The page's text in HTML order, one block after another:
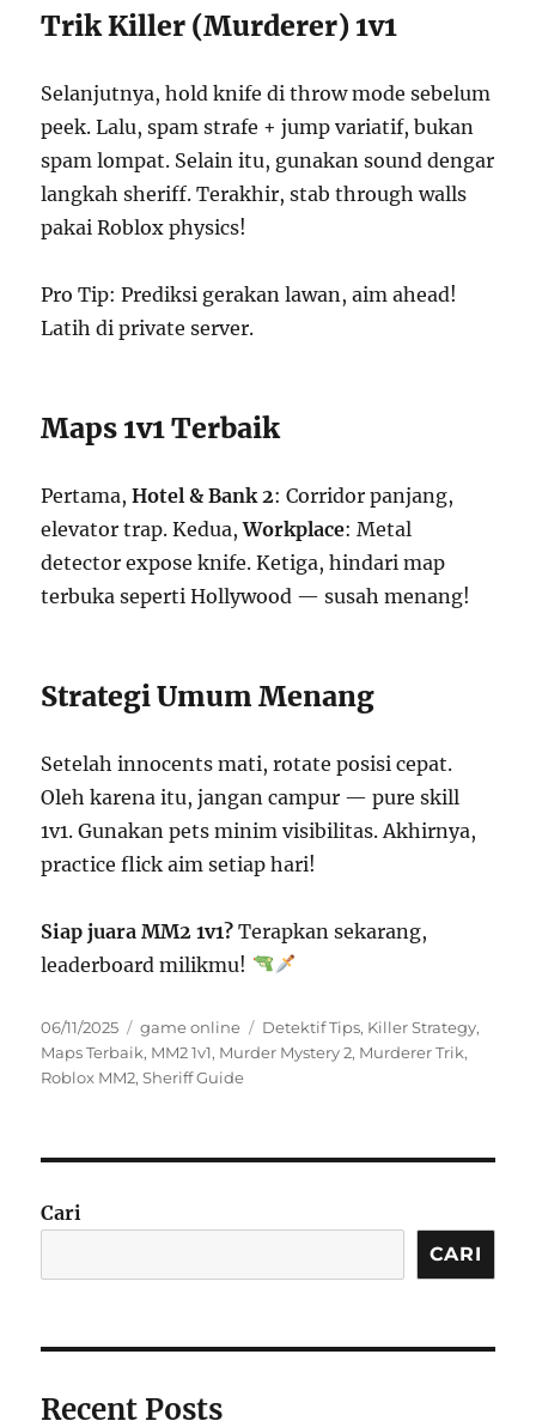
Trik Killer (Murderer) 1v1
Selanjutnya, hold knife di throw mode sebelum
peek. Lalu, spam strafe + jump variatif, bukan
spam lompat. Selain itu, gunakan sound dengar
langkah sheriff. Terakhir, stab through walls
pakai Roblox physics!
Pro Tip: Prediksi gerakan lawan, aim ahead!
Latih di private server.
Maps 1v1 Terbaik
Pertama,Hotel & Bank 2: Corridor panjang,
elevator trap. Kedua,Workplace: Metal
detector expose knife. Ketiga, hindari map
terbuka seperti Hollywood — susah menang!
Strategi Umum Menang
Setelah innocents mati, rotate posisi cepat.
Oleh karena itu, jangan campur — pure skill
1v1. Gunakan pets minim visibilitas. Akhirnya,
practice flick aim setiap hari!
Siap juara MM2 1v1? Terapkan sekarang,
leaderboard milikmu!
Posted
on
06/11/2025 Categories
game online Tags
Detektif Tips, Killer Strategy,
Maps Terbaik, MM2 1v1, Murder Mystery 2, Murderer Trik,
Roblox MM2,Sheriff Guide
Cari
CARI
Recent Posts